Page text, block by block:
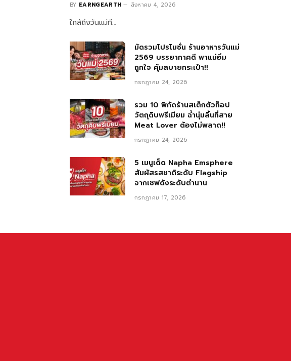
BY EARNGEARTH สิงหาคม 4, 2026
ใกล้ถึงวันแม่ที…
มัดรวมโปรโมชั่น ร้านอาหารวันแม่
2569 บรรยากาศดี พาแม่อิ่ม
ถูกใจ คุ้มสบายกระเป๋า!!
กรกฎาคม 24, 2026
รวม 10 พิกัดร้านสเต็กตัวท็อป
วัตถุดิบพรีเมียม ฉ่ำนุ่มลิ้นที่สาย
Meat Lover ต้องไม่พลาด!!
กรกฎาคม 24, 2026
5 เมนูเด็ด Napha Emsphere
สัมผัสรสชาติระดับ Flagship
จากเชฟดังระดับตำนาน
กรกฎาคม 17, 2026